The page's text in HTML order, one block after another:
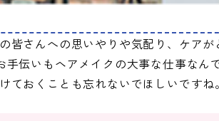
皆さんへの思いやりや気配り、ケア
伝いもヘアメイクの大事な仕事な
ておくことも忘れないでほしいです